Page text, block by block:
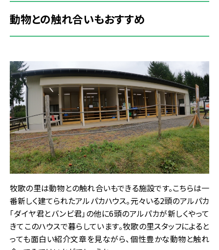
動物との触れ合いもおすすめ
牧歌の里は動物との触れ合いもできる施設です。こちらは一
番新しく建てられたアルパカハウス。元々いる2頭のアルパカ
「ダイヤ君とバンビ君」の他に6頭のアルパカが新しくやって
きてこのハウスで暮らしています。牧歌の里スタッフによると
っても面白い紹介文章を見ながら、個性豊かな動物と触れ